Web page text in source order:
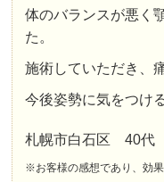
体のバランスが悪く
た。
施術していただき、
今後姿勢に気をつけ
札幌市白石区 40代
※お客様の感想であり、効